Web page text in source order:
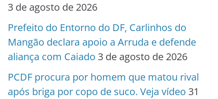
3 de agosto de 2026
Prefeito do Entorno do DF, Carlinhos do
Mangão declara apoio a Arruda e defende
aliança com Caiado 3 de agosto de 2026
PCDF procura por homem que matou rival
após briga por copo de suco. Veja vídeo 31